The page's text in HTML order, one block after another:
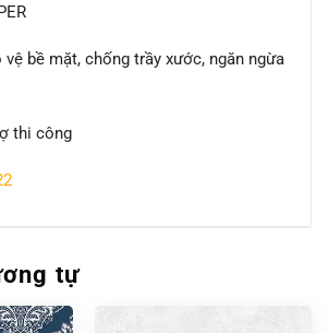
vệ bề mặt, chống trầy xước, ngăn ngừa
thi công
tự